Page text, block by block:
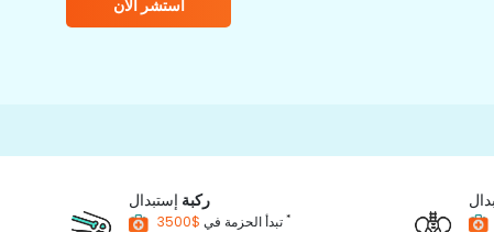
استشر الآن
ركبة إستبدال
تبدأ الحزمة في *